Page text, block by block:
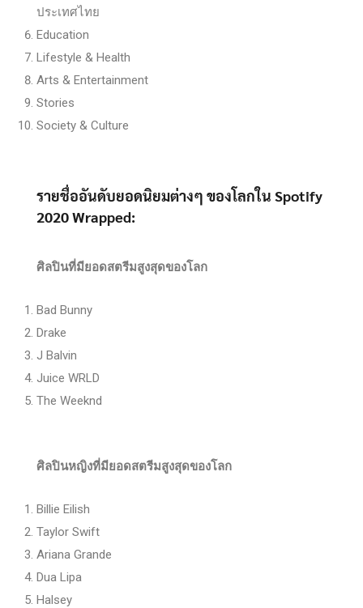
ประเทศไทย
Education
Lifestyle & Health
Arts & Entertainment
Stories
Society & Culture
รายชื่ออันดับยอดนิยมต่างๆ ของโลกใน Spotify
2020 Wrapped:
ศิลปินที่มียอดสตรีมสูงสุดของโลก
Bad Bunny
Drake
J Balvin
Juice WRLD
The Weeknd
ศิลปินหญิงที่มียอดสตรีมสูงสุดของโลก
Billie Eilish
Taylor Swift
Ariana Grande
Dua Lipa
Halsey